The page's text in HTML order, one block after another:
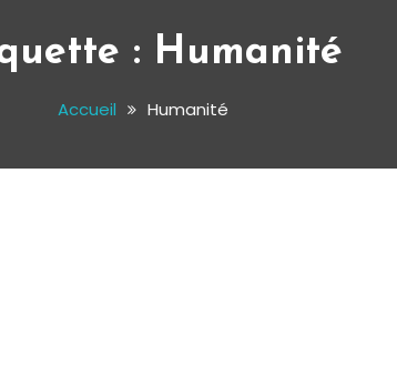
: Humanité
Accueil Humanité